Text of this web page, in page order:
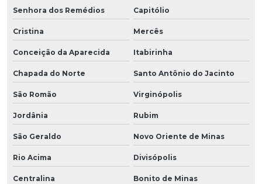
Senhora dos Remédios Capitólio
Cristina Mercês
Conceição da Aparecida Itabirinha
Chapada do Norte Santo Antônio do Jacinto
São Romão Virginópolis
Jordânia Rubim
São Geraldo Novo Oriente de Minas
Rio Acima Divisópolis
Centralina Bonito de Minas